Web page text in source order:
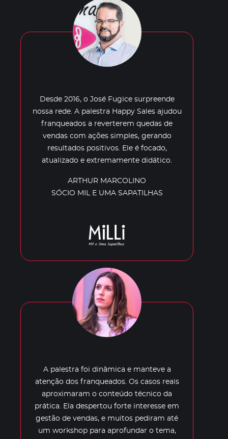
Desde 2016, o José Fugice surpreende
nossa rede. A palestra Happy Sales ajudou
franqueados a reverterem quedas de
vendas com ações simples, gerando
resultados positivos. Ele é focado,
atualizado e extremamente didático.
ARTHUR MARCOLINO
SÓCIO MIL E UMA SAPATILHAS
A palestra foi dinâmica e manteve a
atenção dos franqueados. Os casos reais
aproximaram o conteúdo técnico da
prática. Ela despertou forte interesse em
gestão de vendas, e muitos pediram até
um workshop para aprofundar o tema,